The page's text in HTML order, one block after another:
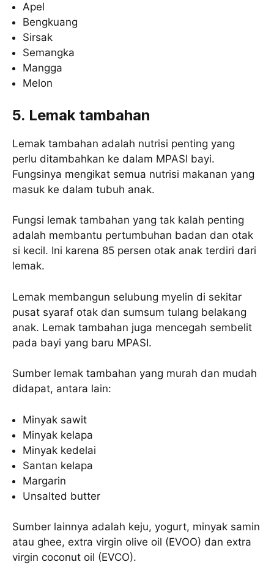
Apel
Bengkuang
Sirsak
Semangka
Mangga
Melon
5. Lemak tambahan
Lemak tambahan adalah nutrisi penting yang
perlu ditambahkan ke dalam MPASI bayi.
Fungsinya mengikat semua nutrisi makanan yang
masuk ke dalam tubuh anak.
Fungsi lemak tambahan yang tak kalah penting
adalah membantu pertumbuhan badan dan otak
si kecil. Ini karena 85 persen otak anak terdiri dari
lemak.
Lemak membangun selubung myelin di sekitar
pusat syaraf otak dan sumsum tulang belakang
anak. Lemak tambahan juga mencegah sembelit
pada bayi yang baru MPASI.
Sumber lemak tambahan yang murah dan mudah
didapat, antara lain:
Minyak sawit
Minyak kelapa
Minyak kedelai
Santan kelapa
Margarin
Unsalted butter
Sumber lainnya adalah keju, yogurt, minyak samin
atau ghee, extra virgin olive oil (EVOO) dan extra
virgin coconut oil (EVCO).